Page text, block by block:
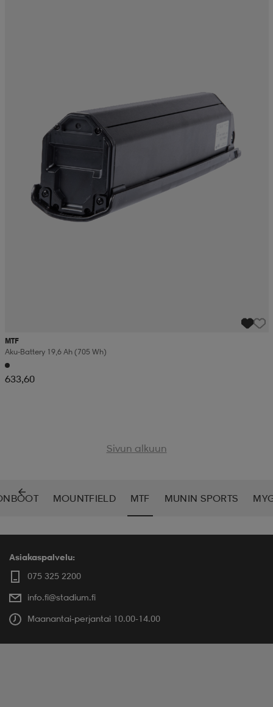
MTF
Aku-Battery 19,6 Ah (705 Wh)
633,60
Sivun alkuun
MOUNTFIELD MTF MUNIN SPORTS
Asiakaspalvelu:
075 325 2200
info.fi@stadium.fi
Maanantai-perjantai 10.00-14.00